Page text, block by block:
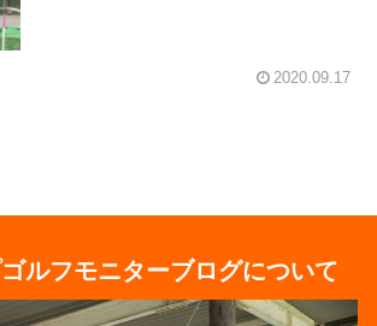
2020.09.17
ルフモニターブログについて